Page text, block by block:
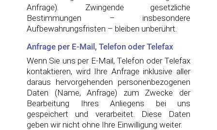
Anfrage). Zwingende gesetzliche
Bestimmungen – insbesondere
Aufbewahrungsfristen – bleiben unberührt.
Anfrage per E-Mail, Telefon oder Telefax
Wenn Sie uns per E-Mail, Telefon oder Telefax
kontaktieren, wird Ihre Anfrage inklusive aller
daraus hervorgehenden personenbezogenen
Daten (Name, Anfrage) zum Zwecke der
Bearbeitung Ihres Anliegens bei uns
gespeichert und verarbeitet. Diese Daten
geben wir nicht ohne Ihre Einwilligung weiter.